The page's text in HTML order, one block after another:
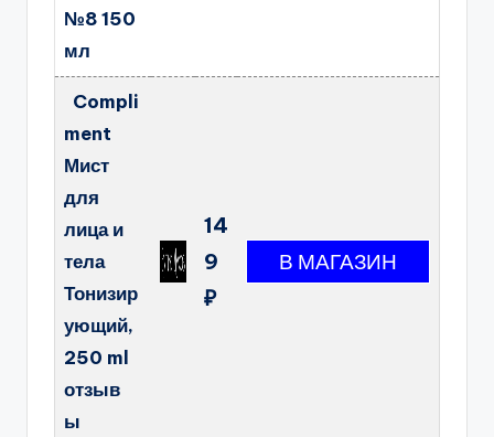
№8 150
мл
Compli
ment
Мист
для
лица и
тела
Тонизир
ующий,
250 ml
отзыв
ы
14
9
₽